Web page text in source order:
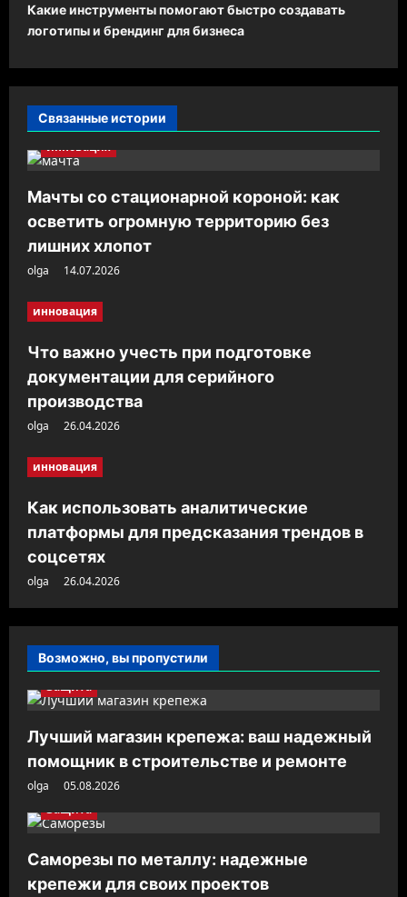
г
а
ц
я
з
и
с
Какие инструменты помогают быстро создавать
логотипы и брендинг для бизнеса
Связанные истории
инновация
Мачты со стационарной короной: как
осветить огромную территорию без
лишних хлопот
olga 14.07.2026
инновация
Что важно учесть при подготовке
документации для серийного
производства
olga 26.04.2026
инновация
Как использовать аналитические
платформы для предсказания трендов в
соцсетях
olga 26.04.2026
Возможно, вы пропустили
Защита
Лучший магазин крепежа: ваш надежный
помощник в строительстве и ремонте
olga
05.08.2026
Защита
Саморезы по металлу: надежные
крепежи для своих проектов